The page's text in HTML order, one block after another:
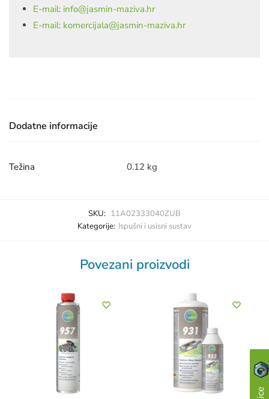
E-mail: info@jasmin-maziva.hr
E-mail: komercijala@jasmin-maziva.hr
Dodatne informacije
Težina 0.12 kg
SKU: 11A02333040ZUB
Kategorije: Ispušni i usisni sustav
Povezani proizvodi